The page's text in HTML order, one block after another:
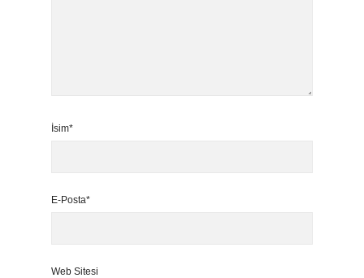
İsim*
E-Posta*
Web Sitesi